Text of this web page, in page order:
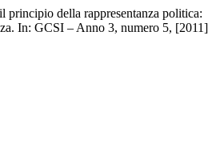
principio della rappresentanza politica:
In: GCSI – Anno 3, numero 5, [2011]